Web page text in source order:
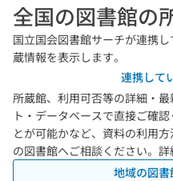
全国の図書館の
国立国会図書館サーチが連携
蔵情報を表示します。
連携して
所蔵館、利用可否等の詳細・
ト・データベースで直接ご確
とが可能かなど、資料の利用
の図書館へご相談ください。詳
地域の図書